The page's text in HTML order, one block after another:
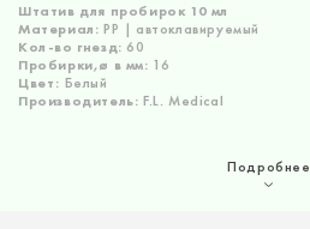
Штатив для пробирок 10 мл
Материал: РР | автоклавируемый
Кол-во гнезд: 60
Пробирки,ø в мм: 16
Цвет: Белый
Производитель: F.L. Medical
Подробнее